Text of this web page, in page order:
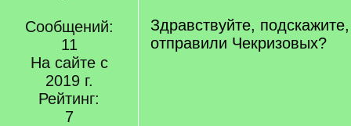
Сообщений:
11
На сайте с
2019 г.
Рейтинг:
7
Здравствуйте,
отправили Чекризовых?